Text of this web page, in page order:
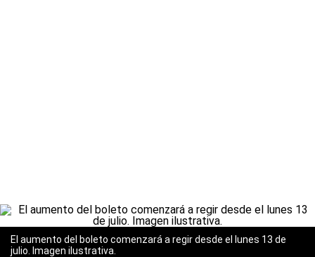
El aumento del boleto comenzará a regir desde el lunes 13 de
julio. Imagen ilustrativa.